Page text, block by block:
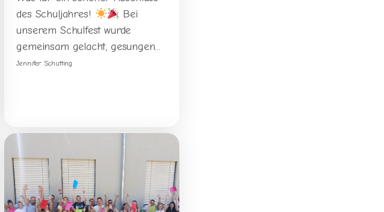
des Schuljahres!
Bei
unserem Schulfest wurde
gemeinsam gelacht, gesungen...
Jennifer Schutting